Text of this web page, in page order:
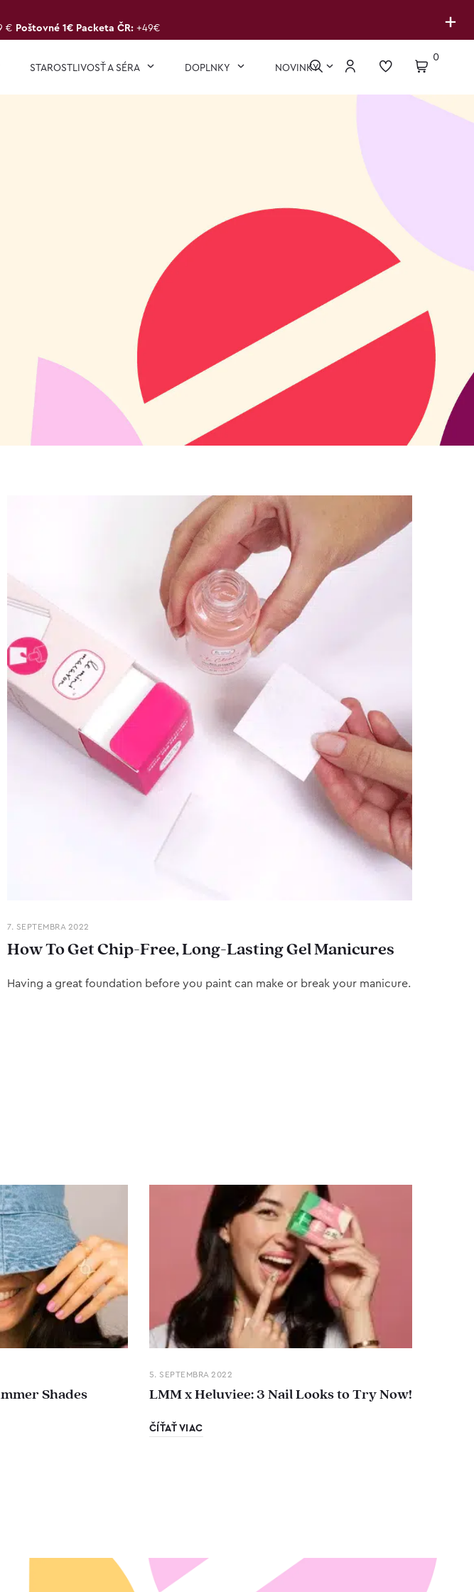
+
€ Poštovné 1€ Packeta ČR: +49€
STAROSTLIVOSŤ A SÉRA DOPLNKY NOVINKY
0
7. SEPTEMBRA 2022
How To Get Chip-Free, Long-Lasting Gel Manicures
Having a great foundation before you paint can make or break your manicure.
Shades
5. SEPTEMBRA 2022
LMM x Heluviee: 3 Nail Looks to Try Now!
ČÍŤAŤ VIAC